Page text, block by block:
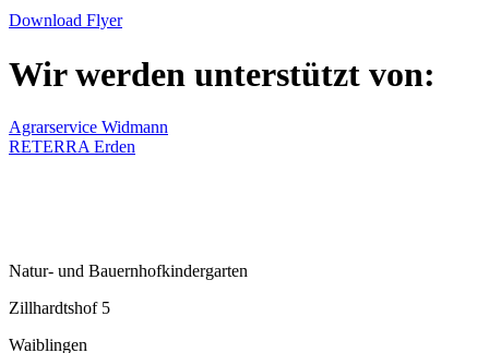
Download Flyer
Wir werden unterstützt von:
Agrarservice Widmann
RETERRA Erden
Natur- und Bauernhofkindergarten
Zillhardtshof 5
Waiblingen